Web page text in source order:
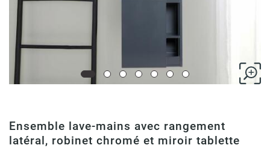
Ensemble lave-mains avec rangement
latéral, robinet chromé et miroir tablette